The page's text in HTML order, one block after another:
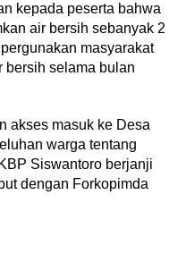
kepada peserta bahwa
air bersih sebanyak 2
masyarakat
bersih selama bulan
akses masuk ke Desa
warga tentang
Siswantoro berjanji
dengan Forkopimda